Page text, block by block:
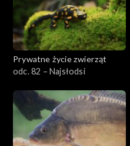
Prywatne życie zwierząt
odc. 82 – Najsłodsi